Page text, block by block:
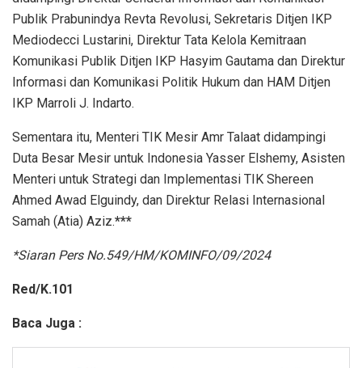
Publik Prabunindya Revta Revolusi, Sekretaris Ditjen IKP
Mediodecci Lustarini, Direktur Tata Kelola Kemitraan
Komunikasi Publik Ditjen IKP Hasyim Gautama dan Direktur
Informasi dan Komunikasi Politik Hukum dan HAM Ditjen
IKP Marroli J. Indarto.
Sementara itu, Menteri TIK Mesir Amr Talaat didampingi
Duta Besar Mesir untuk Indonesia Yasser Elshemy, Asisten
Menteri untuk Strategi dan Implementasi TIK Shereen
Ahmed Awad Elguindy, dan Direktur Relasi Internasional
Samah (Atia) Aziz.***
*Siaran Pers No.549/HM/KOMINFO/09/2024
Red/K.101
Baca Juga :